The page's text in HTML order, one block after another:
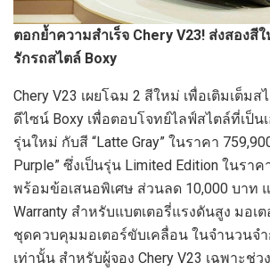
ตอกย้ำความสำเร็จ Chery V23! ส่งสองสี
รักรถสไตล์ Boxy
Chery V23 เผยโฉม 2 สีใหม่ เพื่อเติมเต็ม
ดีไซน์ Boxy เพื่อตอบโจทย์ไลฟ์สไตล์ที่เป็
รุ่นใหม่ กับสี “Latte Gray” ในราคา
Purple” ซึ่งเป็นรุ่น Limited Edition ในรา
พร้อมข้อเสนอพิเศษ ส่วนลด 10,000 บาท
Warranty สำหรับแบตเตอรี่แรงดันสูง มอเ
ชุดควบคุมมอเตอร์ขับเคลื่อน ในจำนวนจ
เท่านั้น สำหรับผู้จอง Chery V23 เฉพาะช่ว